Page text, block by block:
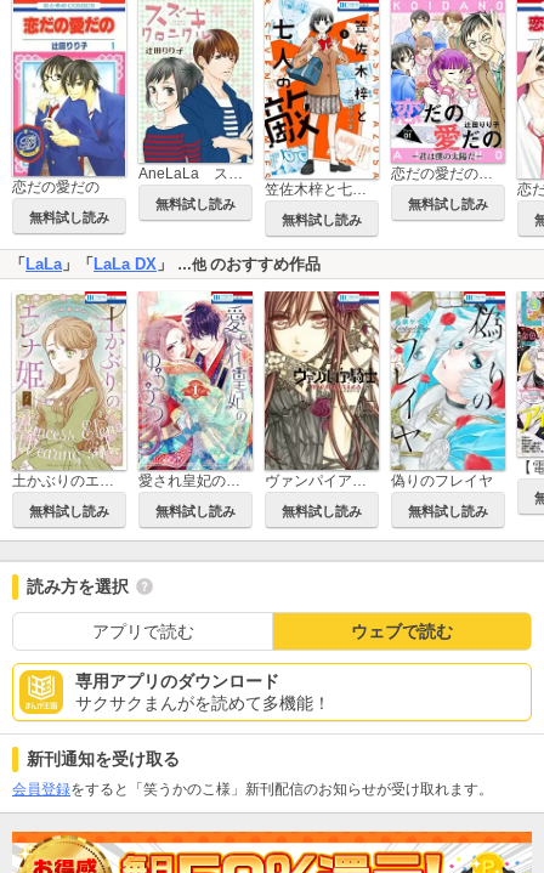
恋だの愛だの
無料試し読み
AneLaLa スズキクロニクル
無料試し読み
無料試し読み
恋だの愛だの～君は僕の太陽だ～［1話売り］
無料試し読み
「LaLa 」「LaLa DX 」 …他のおすすめ作品
土かぶりのエレナ姫
無料試し読み
愛され皇妃のゆううつ
無料試し読み
ヴァンパイア騎士 memories
無料試し読み
偽りのフレイヤ
無料試し読み
読み方を選択
アプリで読む ウェブで読む
専用アプリのダウンロード
サクサクまんがを読めて多機能！
新刊通知を受け取る
会員登録をすると「笑うかのこ様」新刊配信のお知らせが受け取れます。